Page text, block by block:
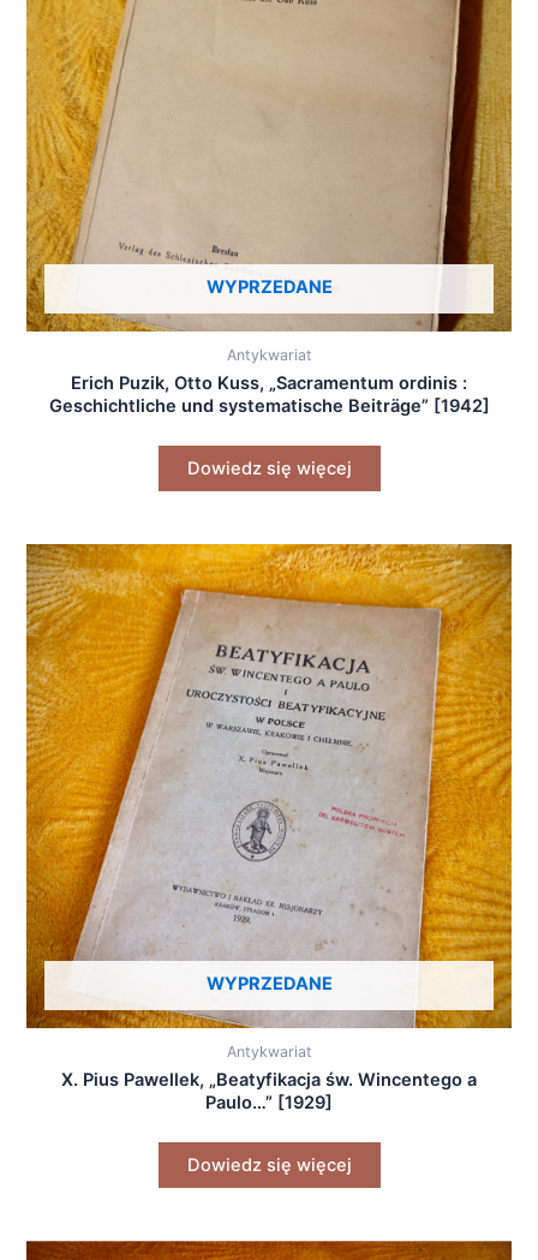
WYPRZEDANE
Antykwariat
Erich Puzik, Otto Kuss, „Sacramentum ordinis :
Geschichtliche und systematische Beiträge” [1942]
Dowiedz się więcej
WYPRZEDANE
Antykwariat
X. Pius Pawellek, „Beatyfikacja św. Wincentego a
Paulo…” [1929]
Dowiedz się więcej